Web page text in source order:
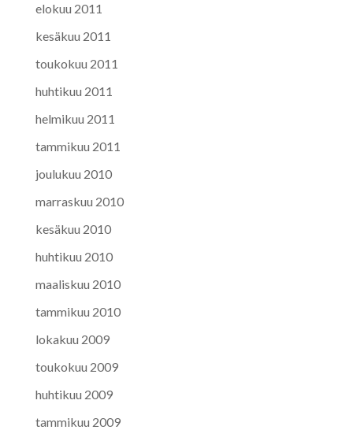
elokuu 2011
kesäkuu 2011
toukokuu 2011
huhtikuu 2011
helmikuu 2011
tammikuu 2011
joulukuu 2010
marraskuu 2010
kesäkuu 2010
huhtikuu 2010
maaliskuu 2010
tammikuu 2010
lokakuu 2009
toukokuu 2009
huhtikuu 2009
tammikuu 2009